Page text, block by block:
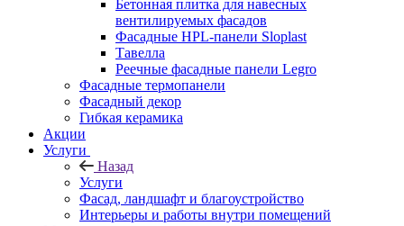
Бетонная плитка для навесных
вентилируемых фасадов
Фасадные HPL-панели Sloplast
Тавелла
Реечные фасадные панели Legro
Фасадные термопанели
Фасадный декор
Гибкая керамика
Акции
Услуги
Назад
Услуги
Фасад, ландшафт и благоустройство
Интерьеры и работы внутри помещений